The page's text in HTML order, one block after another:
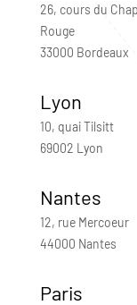
26, cours du
Rouge
33000 Bordeaux
Lyon
10, quai Tilsitt
69002 Lyon
Nantes
12, rue Mercoeur
44000 Nantes
Paris